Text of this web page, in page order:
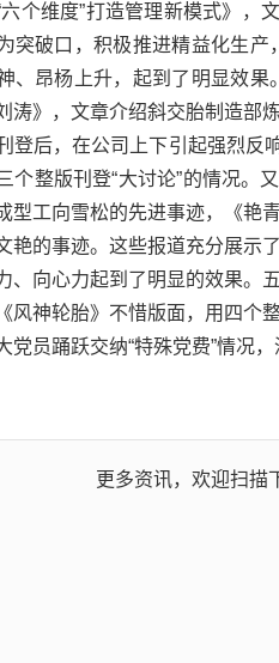
六个维度”打造管理新模式》，
突破口，积极推进精益化生
、昂杨上升，起到了明显效
涛》，文章介绍斜交胎制造
登后，在公司上下引起强烈反
个整版刊登“大讨论”的情况
型工向雪松的先进事迹，《
艳的事迹。这些报道充分展示
、向心力起到了明显的效果。
风神轮胎》不惜版面，用四个
党员踊跃交纳“特殊党费”情况，
更多资讯，欢迎扫描